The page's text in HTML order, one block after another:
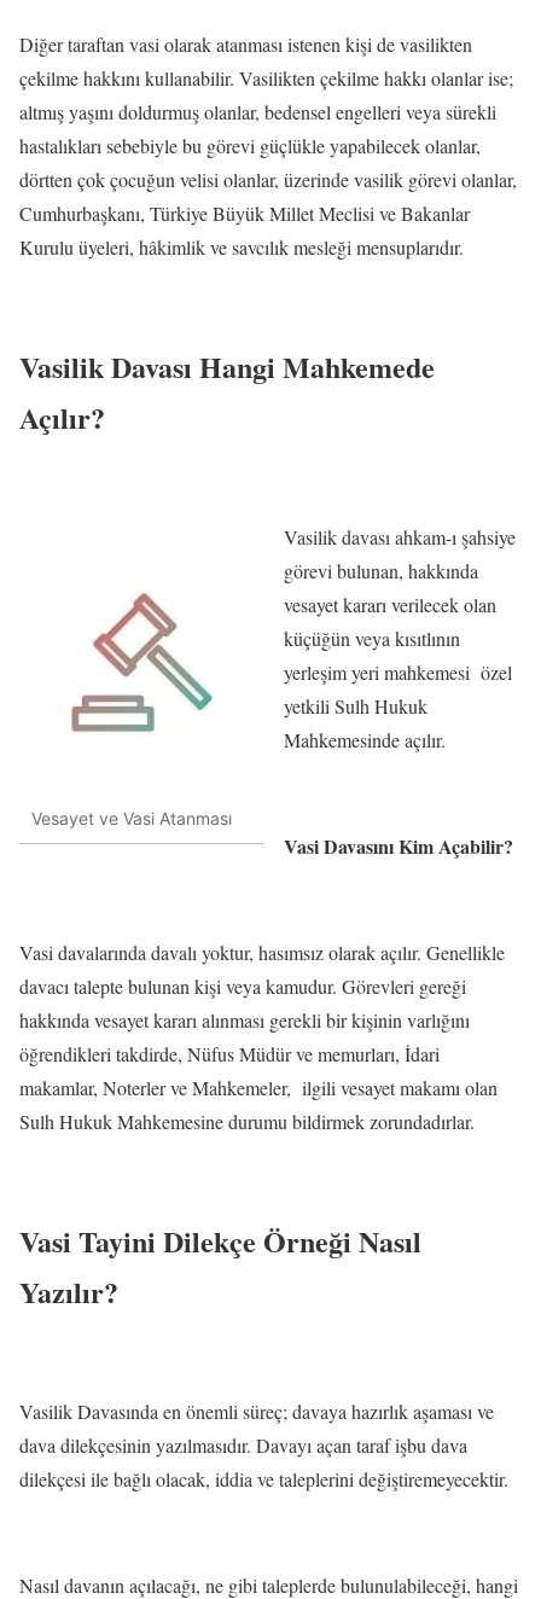
Diğer taraftan vasi olarak atanması istenen kişi de vasilikten
çekilme hakkını kullanabilir. Vasilikten çekilme hakkı olanlar ise;
altmış yaşını doldurmuş olanlar, bedensel engelleri veya sürekli
hastalıkları sebebiyle bu görevi güçlükle yapabilecek olanlar,
dörtten çok çocuğun velisi olanlar, üzerinde vasilik görevi olanlar,
Cumhurbaşkanı, Türkiye Büyük Millet Meclisi ve Bakanlar
Kurulu üyeleri, hâkimlik ve savcılık mesleği mensuplarıdır.
Vasilik Davası Hangi Mahkemede
Açılır?
Vesayet ve Vasi Atanması
Vasilik davası ahkam-ı şahsiye
görevi bulunan, hakkında
vesayet kararı verilecek olan
küçüğün veya kısıtlının
yerleşim yeri mahkemesi özel
yetkili Sulh Hukuk
Mahkemesinde açılır.
Vasi Davasını Kim Açabilir?
Vasi davalarında davalı yoktur, hasımsız olarak açılır. Genellikle
davacı talepte bulunan kişi veya kamudur. Görevleri gereği
hakkında vesayet kararı alınması gerekli bir kişinin varlığını
öğrendikleri takdirde, Nüfus Müdür ve memurları, İdari
makamlar, Noterler ve Mahkemeler, ilgili vesayet makamı olan
Sulh Hukuk Mahkemesine durumu bildirmek zorundadırlar.
Vasi Tayini Dilekçe Örneği Nasıl
Yazılır?
Vasilik Davasında en önemli süreç; davaya hazırlık aşaması ve
dava dilekçesinin yazılmasıdır. Davayı açan taraf işbu dava
dilekçesi ile bağlı olacak, iddia ve taleplerini değiştiremeyecektir.
Nasıl davanın açılacağı, ne gibi taleplerde bulunulabileceği, hangi